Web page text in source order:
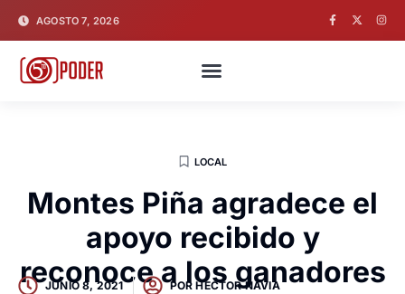
AGOSTO 7, 2026
LOCAL
Montes Piña agradece el
apoyo recibido y
reconoce a los ganadores
JUNIO 8, 2021 POR HECTOR NAVIA